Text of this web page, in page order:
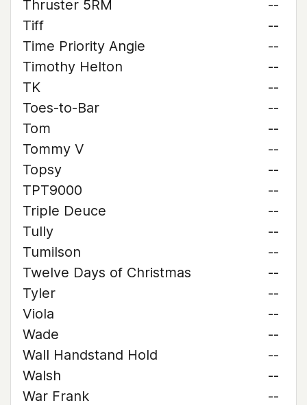
Thruster 5RM
--
Tiff
--
Time Priority Angie
--
Timothy Helton
--
TK
--
Toes-to-Bar
--
Tom
--
Tommy V
--
Topsy
--
TPT9000
--
Triple Deuce
--
Tully
--
Tumilson
--
Twelve Days of Christmas
--
Tyler
--
Viola
--
Wade
--
Wall Handstand Hold
--
Walsh
--
War Frank
--